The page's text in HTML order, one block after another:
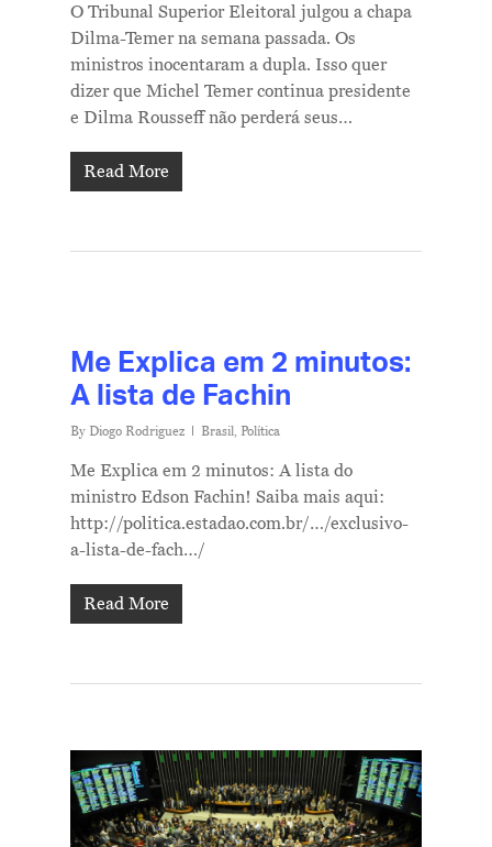
O Tribunal Superior Eleitoral julgou a chapa
Dilma-Temer na semana passada. Os
ministros inocentaram a dupla. Isso quer
dizer que Michel Temer continua presidente
e Dilma Rousseff não perderá seus…
Read More
Me Explica em 2 minutos:
A lista de Fachin
By Diogo Rodriguez Brasil, Política
Me Explica em 2 minutos: A lista do
ministro Edson Fachin! Saiba mais aqui:
http://politica.estadao.com.br/…/exclusivo-
a-lista-de-fach…/
Read More